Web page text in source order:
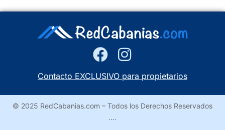
Contacto EXCLUSIVO para propietarios
© 2025 RedCabanias.com – Todos los Derechos Reservados
….